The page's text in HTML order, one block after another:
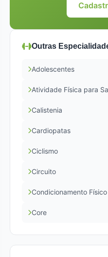
Outras
Adolescentes
Atividade Física para
Calistenia
Cardiopatas
Ciclismo
Circuito
Condicionamento Físico
Core